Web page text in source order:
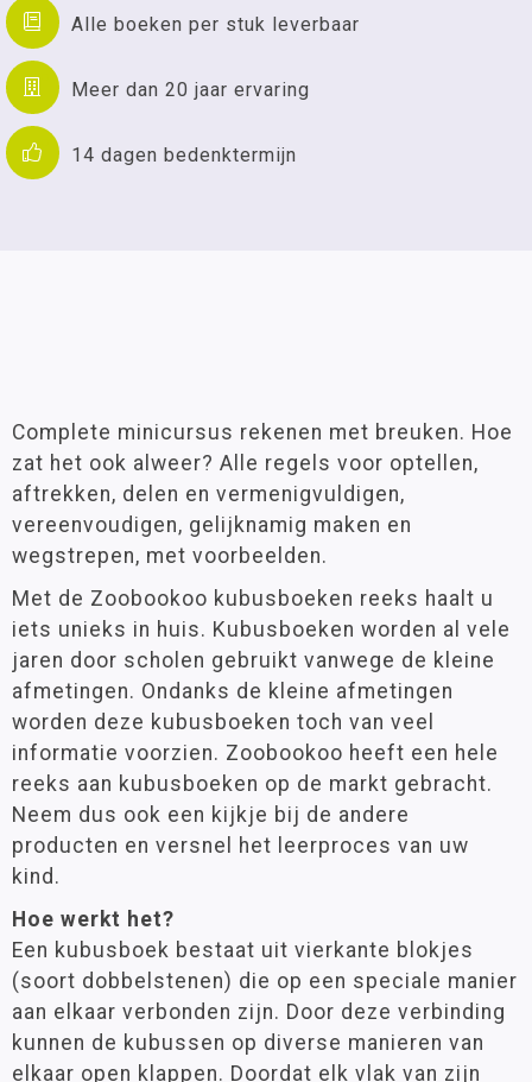
Alle boeken per stuk leverbaar
Meer dan 20 jaar ervaring
14 dagen bedenktermijn
Complete minicursus rekenen met breuken. Hoe
zat het ook alweer? Alle regels voor optellen,
aftrekken, delen en vermenigvuldigen,
vereenvoudigen, gelijknamig maken en
wegstrepen, met voorbeelden.
Met de Zoobookoo kubusboeken reeks haalt u
iets unieks in huis. Kubusboeken worden al vele
jaren door scholen gebruikt vanwege de kleine
afmetingen. Ondanks de kleine afmetingen
worden deze kubusboeken toch van veel
informatie voorzien. Zoobookoo heeft een hele
reeks aan kubusboeken op de markt gebracht.
Neem dus ook een kijkje bij de andere
producten en versnel het leerproces van uw
kind.
Hoe werkt het?
Een kubusboek bestaat uit vierkante blokjes
(soort dobbelstenen) die op een speciale manier
aan elkaar verbonden zijn. Door deze verbinding
kunnen de kubussen op diverse manieren van
elkaar open klappen. Doordat elk vlak van zijn